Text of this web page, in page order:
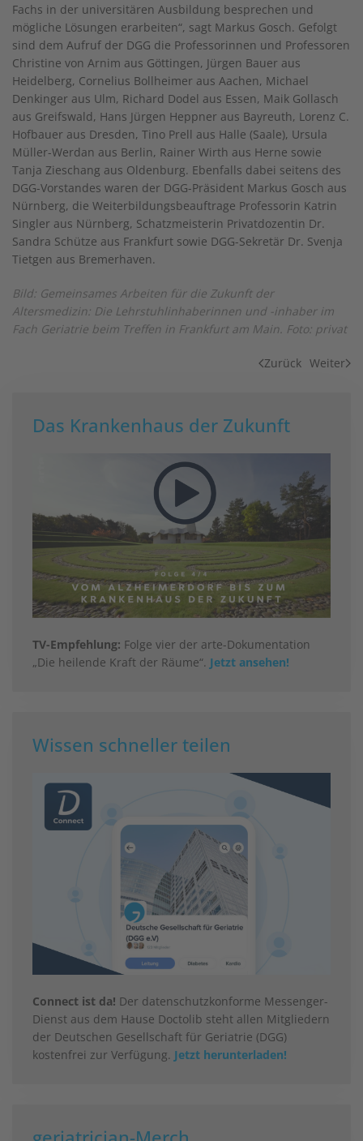
Fachs in der universitären Ausbildung besprechen und
mögliche Lösungen erarbeiten“, sagt Markus Gosch. Gefolgt
sind dem Aufruf der DGG die Professorinnen und Professoren
Christine von Arnim aus Göttingen, Jürgen Bauer aus
Heidelberg, Cornelius Bollheimer aus Aachen, Michael
Denkinger aus Ulm, Richard Dodel aus Essen, Maik Gollasch
aus Greifswald, Hans Jürgen Heppner aus Bayreuth, Lorenz C.
Hofbauer aus Dresden, Tino Prell aus Halle (Saale), Ursula
Müller-Werdan aus Berlin, Rainer Wirth aus Herne sowie
Tanja Zieschang aus Oldenburg. Ebenfalls dabei seitens des
DGG-Vorstandes waren der DGG-Präsident Markus Gosch aus
Nürnberg, die Weiterbildungsbeauftrage Professorin Katrin
Singler aus Nürnberg, Schatzmeisterin Privatdozentin Dr.
Sandra Schütze aus Frankfurt sowie DGG-Sekretär Dr. Svenja
Tietgen aus Bremerhaven.
Bild: Gemeinsames Arbeiten für die Zukunft der
Altersmedizin: Die Lehrstuhlinhaberinnen und -inhaber im
Fach Geriatrie beim Treffen in Frankfurt am Main. Foto: privat
Zurück Weiter
Das Krankenhaus der Zukunft
TV-Empfehlung: Folge vier der arte-Dokumentation
„Die heilende Kraft der Räume“. Jetzt ansehen!
Wissen schneller teilen
Connect ist da! Der datenschutzkonforme Messenger-
Dienst aus dem Hause Doctolib steht allen Mitgliedern
der Deutschen Gesellschaft für Geriatrie (DGG)
kostenfrei zur Verfügung. Jetzt herunterladen!